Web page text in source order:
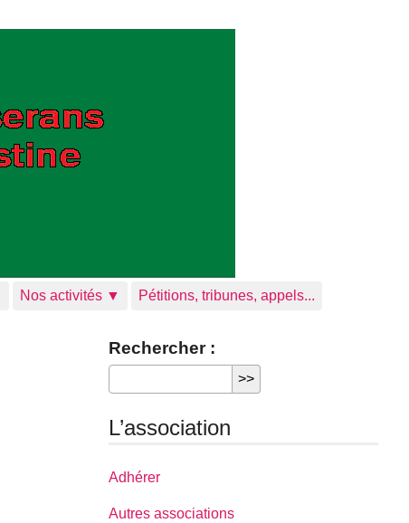
Nos activités ▼ Pétitions, tribunes, appels...
Rechercher :
L’association
Adhérer
Autres associations